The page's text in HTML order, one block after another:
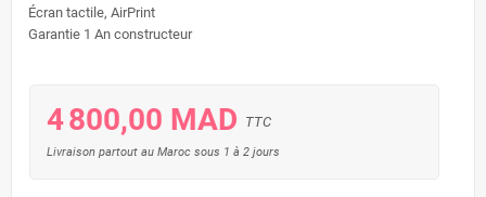
Écran tactile, AirPrint
Garantie 1 An constructeur
4 800,00 MAD TTC
Livraison partout au Maroc sous 1 à 2 jours